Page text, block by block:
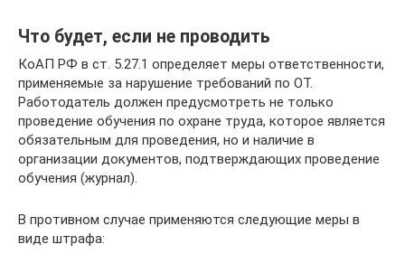
Что будет, если не проводить
КоАП РФ в ст. 5.27.1 определяет меры ответственности,
применяемые за нарушение требований по ОТ.
Работодатель должен предусмотреть не только
проведение обучения по охране труда, которое является
обязательным для проведения, но и наличие в
организации документов, подтверждающих проведение
обучения (журнал).
В противном случае применяются следующие меры в
виде штрафа: